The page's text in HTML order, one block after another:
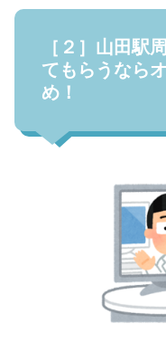
［２］山田駅
てもらうなら
め！